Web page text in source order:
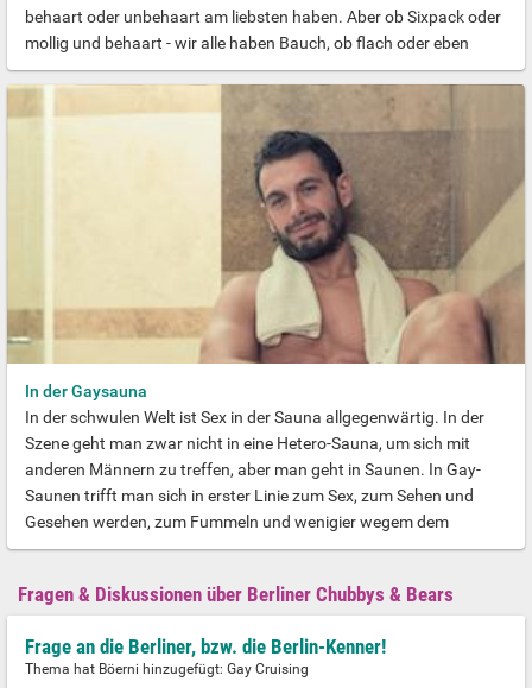
behaart oder unbehaart am liebsten haben. Aber ob Sixpack oder
mollig und behaart - wir alle haben Bauch, ob flach oder eben
nicht. Er gehört zu uns, bildet die Mitte unseres Körpers und ist
(oder wächst) so, wie wir es zulassen. Wir stellen euch einige
Bach-Typen vor, den Rest entscheidet ihr ...
In der Gaysauna
In der schwulen Welt ist Sex in der Sauna allgegenwärtig. In der
Szene geht man zwar nicht in eine Hetero-Sauna, um sich mit
anderen Männern zu treffen, aber man geht in Saunen. In Gay-
Saunen trifft man sich in erster Linie zum Sex, zum Sehen und
Gesehen werden, zum Fummeln und wenigier wegem dem
Saunieren. Man möchte beobachten und den Gegenüber
Probierts aus ;-) In unseren Locations haben wir eine Vielzahl an
Fragen & Diskussionen über Berliner Chubbys & Bears
Frage an die Berliner, bzw. die Berlin-Kenner!
Thema hat Böerni hinzugefügt: Gay Cruising